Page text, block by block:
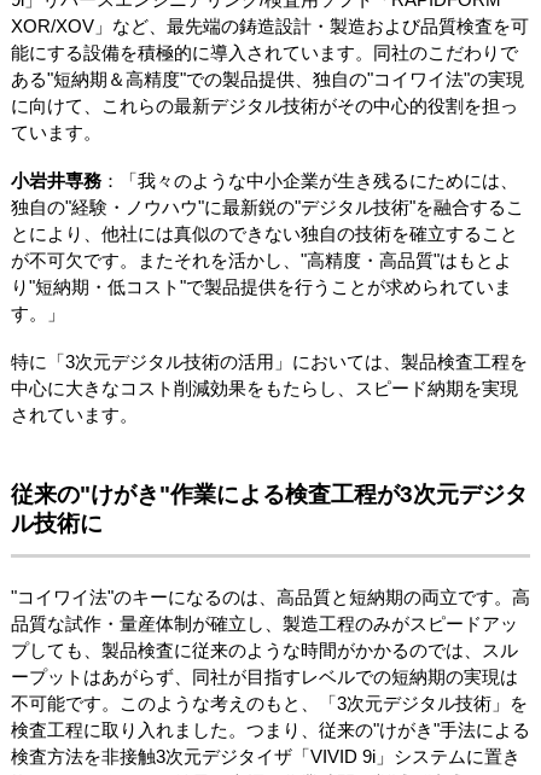
XOR/XOV」など、最先端の鋳造設計・製造および品質検査を可
能にする設備を積極的に導入されています。同社のこだわりで
ある"短納期＆高精度"での製品提供、独自の"コイワイ法"の実現
に向けて、これらの最新デジタル技術がその中心的役割を担っ
ています。
小岩井専務：「我々のような中小企業が生き残るにためには、
独自の"経験・ノウハウ"に最新鋭の"デジタル技術"を融合するこ
とにより、他社には真似のできない独自の技術を確立すること
が不可欠です。またそれを活かし、"高精度・高品質"はもとよ
り"短納期・低コスト"で製品提供を行うことが求められていま
す。」
特に「3次元デジタル技術の活用」においては、製品検査工程を
中心に大きなコスト削減効果をもたらし、スピード納期を実現
されています。
従来の"けがき"作業による検査工程が3次元デジタ
ル技術に
"コイワイ法"のキーになるのは、高品質と短納期の両立です。高
品質な試作・量産体制が確立し、製造工程のみがスピードアッ
プしても、製品検査に従来のような時間がかかるのでは、スル
ープットはあがらず、同社が目指すレベルでの短納期の実現は
不可能です。このような考えのもと、「3次元デジタル技術」を
検査工程に取り入れました。つまり、従来の"けがき"手法による
検査方法を非接触3次元デジタイザ「VIVID 9i」システムに置き